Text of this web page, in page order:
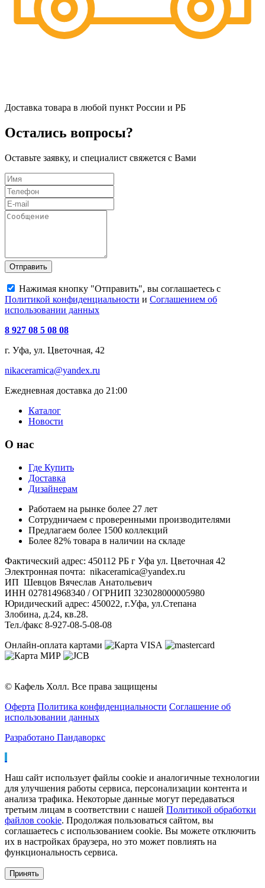
Доставка товара в любой пункт России и РБ
Остались вопросы?
Оставьте заявку, и специалист свяжется с Вами
Отправить
Нажимая кнопку "Отправить", вы соглашаетесь с
Политикой конфиденциальности и Соглашением об
использовании данных
8 927 08 5 08 08
г. Уфа, ул. Цветочная, 42
nikaceramica@yandex.ru
Ежедневная доставка до 21:00
Каталог
Новости
О нас
Где Купить
Доставка
Дизайнерам
Работаем на рынке более 27 лет
Сотрудничаем с проверенными производителями
Предлагаем более 1500 коллекций
Более 82% товара в наличии на складе
Фактический адрес: 450112 РБ г Уфа ул. Цветочная 42
Электронная почта: nikaceramica@yandex.ru
ИП Шевцов Вячеслав Анатольевич
ИНН 027814968340 / ОГРНИП 323028000005980
Юридический адрес: 450022, г.Уфа, ул.Степана
Злобина, д.24, кв.28.
Тел./факс 8-927-08-5-08-08
Онлайн-оплата картами
© Кафель Холл. Все права защищены
Оферта Политика конфиденциальности Соглашение об
использовании данных
Разработано Пандаворкс
Наш сайт использует файлы cookie и аналогичные технологии
для улучшения работы сервиса, персонализации контента и
анализа трафика. Некоторые данные могут передаваться
третьим лицам в соответствии с нашей Политикой обработки
файлов cookie. Продолжая пользоваться сайтом, вы
соглашаетесь с использованием cookie. Вы можете отключить
их в настройках браузера, но это может повлиять на
функциональность сервиса.
Принять